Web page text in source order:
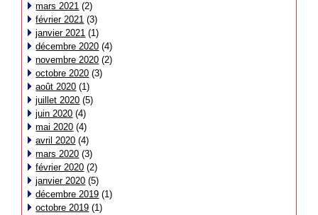
mars 2021 (2)
février 2021 (3)
janvier 2021 (1)
décembre 2020 (4)
novembre 2020 (2)
octobre 2020 (3)
août 2020 (1)
juillet 2020 (5)
juin 2020 (4)
mai 2020 (4)
avril 2020 (4)
mars 2020 (3)
février 2020 (2)
janvier 2020 (5)
décembre 2019 (1)
octobre 2019 (1)